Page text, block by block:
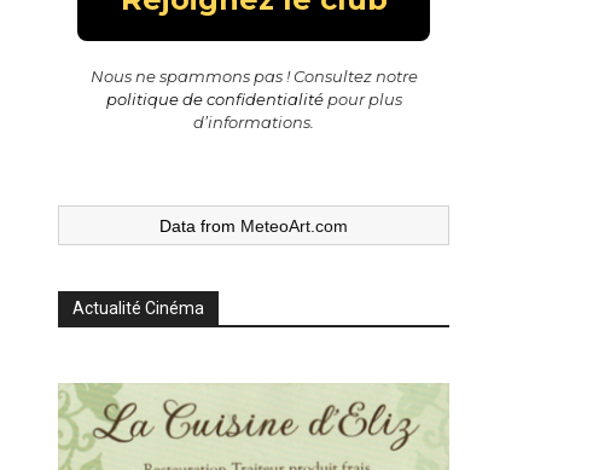
Nous ne spammons pas ! Consultez notre
politique de confidentialitépour plus
d’informations.
Data from MeteoArt.com
Actualité Cinéma